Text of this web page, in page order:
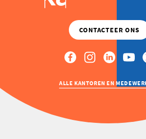
ALLE KANTOREN EN